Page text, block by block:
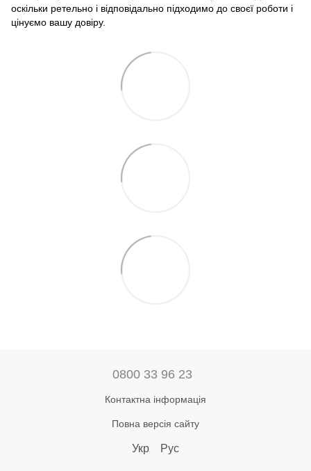
оскільки ретельно і відповідально підходимо до своєї роботи і
цінуємо вашу довіру.
0800 33 96 23
Контактна інформація
Повна версія сайту
Укр Рус